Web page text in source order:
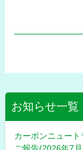
お知らせ一覧
カーボンニュー